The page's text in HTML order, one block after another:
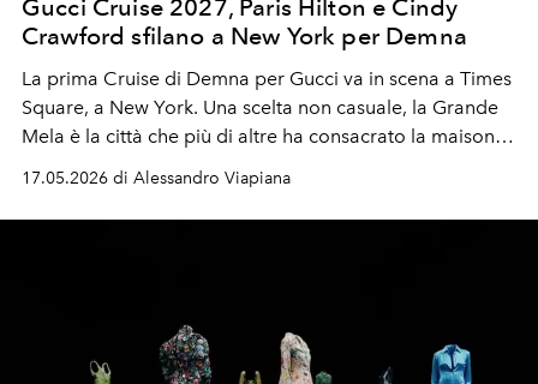
Gucci Cruise 2027, Paris Hilton e Cindy
Crawford sfilano a New York per Demna
La prima Cruise di Demna per Gucci va in scena a Times
Square, a New York. Una scelta non casuale, la Grande
Mela è la città che più di altre ha consacrato la maison
fiorentina al mito.
17.05.2026 di Alessandro Viapiana